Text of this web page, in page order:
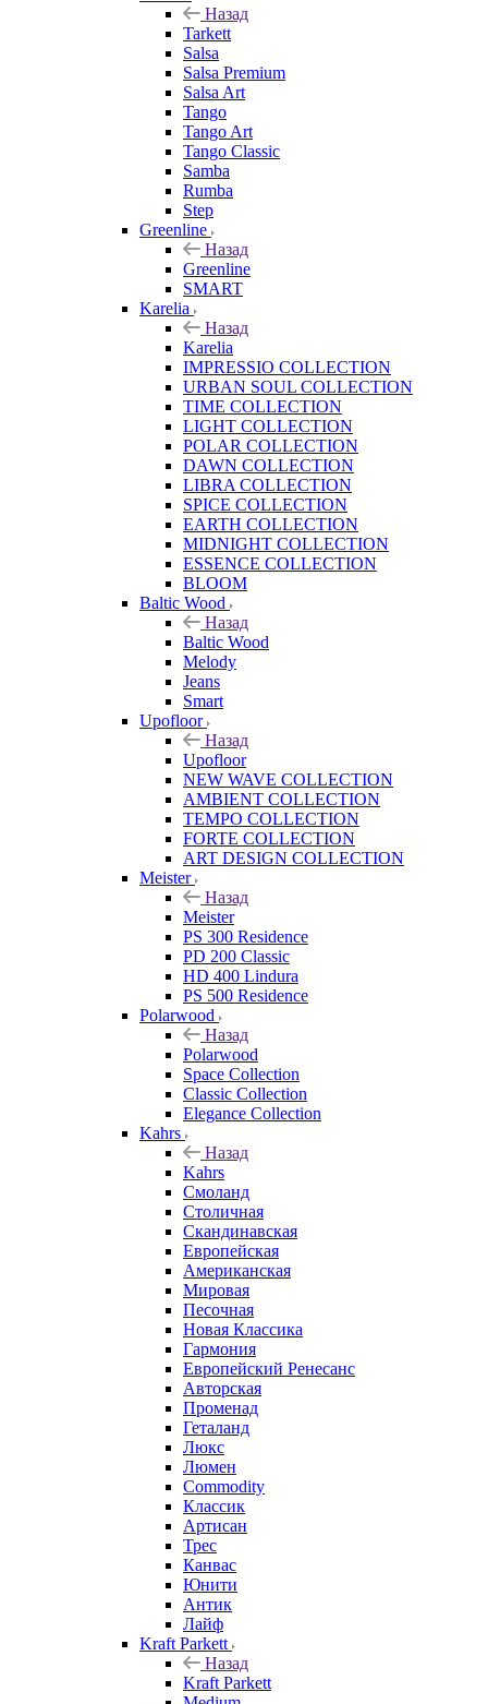
Назад
Tarkett
Salsa
Salsa Premium
Salsa Art
Tango
Tango Art
Tango Classic
Samba
Rumba
Step
Greenline
Назад
Greenline
SMART
Karelia
Назад
Karelia
IMPRESSIO COLLECTION
URBAN SOUL COLLECTION
TIME COLLECTION
LIGHT COLLECTION
POLAR COLLECTION
DAWN COLLECTION
LIBRA COLLECTION
SPICE COLLECTION
EARTH COLLECTION
MIDNIGHT COLLECTION
ESSENCE COLLECTION
BLOOM
Baltic Wood
Назад
Baltic Wood
Melody
Jeans
Smart
Upofloor
Назад
Upofloor
NEW WAVE COLLECTION
AMBIENT COLLECTION
TEMPO COLLECTION
FORTE COLLECTION
ART DESIGN COLLECTION
Meister
Назад
Meister
PS 300 Residence
PD 200 Classic
HD 400 Lindura
PS 500 Residence
Polarwood
Назад
Polarwood
Space Collection
Classic Collection
Elegance Collection
Kahrs
Назад
Kahrs
Смоланд
Столичная
Скандинавская
Европейская
Американская
Мировая
Песочная
Новая Классика
Гармония
Европейский Ренесанс
Авторская
Променад
Геталанд
Люкс
Люмен
Commodity
Классик
Артисан
Трес
Канвас
Юнити
Антик
Лайф
Kraft Parkett
Назад
Kraft Parkett